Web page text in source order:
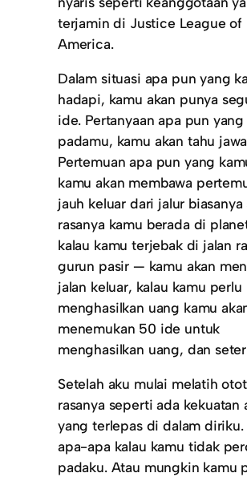
terjamin di Justice League of
America.
Dalam situasi apa pun yang
hadapi, kamu akan punya
ide. Pertanyaan apa pun
padamu, kamu akan tahu
Pertemuan apa pun yang
kamu akan membawa
jauh keluar dari jalur biasanya
rasanya kamu berada di
kalau kamu terjebak di jalan
gurun pasir — kamu akan
jalan keluar, kalau kamu perlu
menghasilkan uang kamu
menemukan 50 ide untuk
menghasilkan uang, dan
Setelah aku mulai melatih
rasanya seperti ada kekuatan
yang terlepas di dalam diriku.
apa-apa kalau kamu tidak
padaku. Atau mungkin kamu